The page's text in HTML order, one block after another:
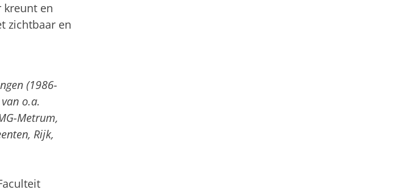
kreunt en
zichtbaar en
(1986-
o.a.
Metrum,
Rijk,